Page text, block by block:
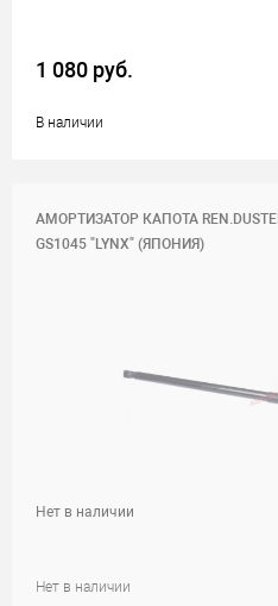
1 080 руб.
В наличии
АМОРТИЗАТОР КАПОТА
GS1045 "LYNX" (ЯПОНИЯ)
Нет в наличии
Нет в наличии